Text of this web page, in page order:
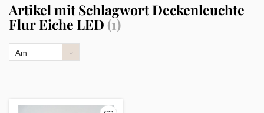
Artikel mit Schlagwort Deckenleuchte
Flur Eiche LED (1)
Am